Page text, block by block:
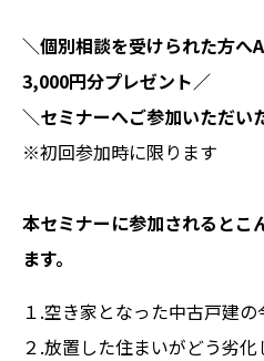
＼個別相談を受けられた方
3,000円分プレゼント／
＼セミナーへご参加いただい
※初回参加時に限ります
本セミナーに参加されるとこ
ます。
１.空き家となった中古戸建の
２.放置した住まいがどう劣